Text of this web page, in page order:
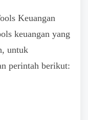
Keuangan
keuangan yang
untuk
perintah berikut: